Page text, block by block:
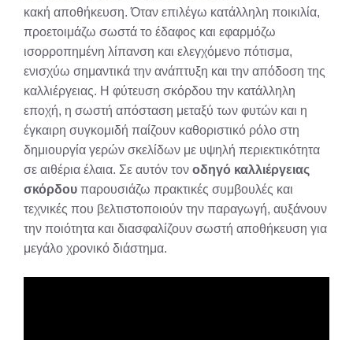
κακή αποθήκευση. Όταν επιλέγω κατάλληλη ποικιλία,
προετοιμάζω σωστά το έδαφος και εφαρμόζω
ισορροπημένη λίπανση και ελεγχόμενο πότισμα,
ενισχύω σημαντικά την ανάπτυξη και την απόδοση της
καλλιέργειας. Η φύτευση σκόρδου την κατάλληλη
εποχή, η σωστή απόσταση μεταξύ των φυτών και η
έγκαιρη συγκομιδή παίζουν καθοριστικό ρόλο στη
δημιουργία γερών σκελίδων με υψηλή περιεκτικότητα
σε αιθέρια έλαια. Σε αυτόν τον οδηγό καλλιέργειας
σκόρδου παρουσιάζω πρακτικές συμβουλές και
τεχνικές που βελτιστοποιούν την παραγωγή, αυξάνουν
την ποιότητα και διασφαλίζουν σωστή αποθήκευση για
μεγάλο χρονικό διάστημα.